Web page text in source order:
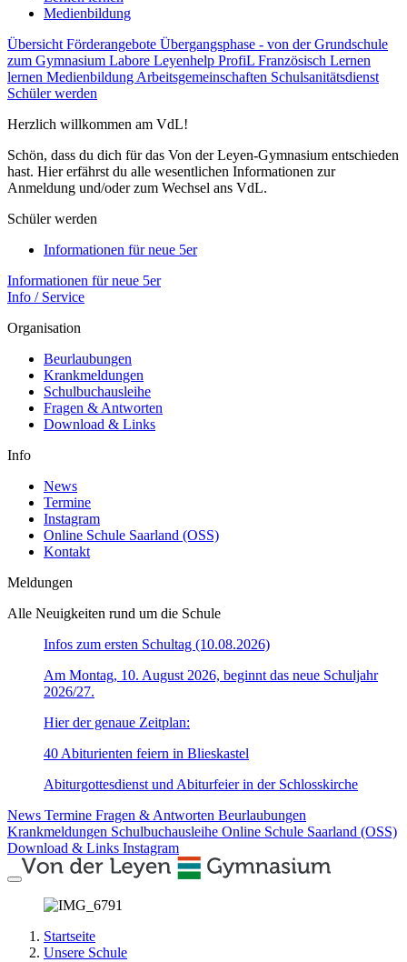
Medienbildung
Übersicht Förderangebote Übergangsphase - von der Grundschule
zum Gymnasium Labore Leyenhelp ProfiL Französisch Lernen
lernen Medienbildung Arbeitsgemeinschaften Schulsanitätsdienst
Schüler werden
Herzlich willkommen am VdL!
Schön, dass du dich für das Von der Leyen-Gymnasium entschieden
hast. Hier erfährst du alle wesentlichen Informationen zur
Anmeldung und/oder zum Wechsel ans VdL.
Schüler werden
Informationen für neue 5er
Informationen für neue 5er
Info / Service
Organisation
Beurlaubungen
Krankmeldungen
Schulbuchausleihe
Fragen & Antworten
Download & Links
Info
News
Termine
Instagram
Online Schule Saarland (OSS)
Kontakt
Meldungen
Alle Neuigkeiten rund um die Schule
Infos zum ersten Schultag (10.08.2026)
Am Montag, 10. August 2026, beginnt das neue Schuljahr
2026/27.
Hier der genaue Zeitplan:
40 Abiturienten feiern in Blieskastel
Abiturgottesdienst und Abiturfeier in der Schlosskirche
News Termine Fragen & Antworten Beurlaubungen
Krankmeldungen Schulbuchausleihe Online Schule Saarland (OSS)
Download & Links Instagram
Startseite
Unsere Schule